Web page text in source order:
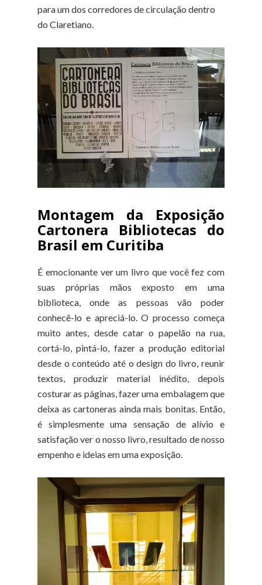
para um dos corredores de circulação dentro
do Claretiano.
Montagem da Exposição
Cartonera Bibliotecas do
Brasil em Curitiba
É emocionante ver um livro que você fez com
suas próprias mãos exposto em uma
biblioteca, onde as pessoas vão poder
conhecê-lo e apreciá-lo. O processo começa
muito antes, desde catar o papelão na rua,
cortá-lo, pintá-lo, fazer a produção editorial
desde o conteúdo até o design do livro, reunir
textos, produzir material inédito, depois
costurar as páginas, fazer uma embalagem que
deixa as cartoneras ainda mais bonitas. Então,
é simplesmente uma sensação de alívio e
satisfação ver o nosso livro, resultado de nosso
empenho e ideias em uma exposição.